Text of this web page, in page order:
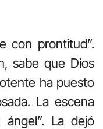
con prontitud”.
sabe que Dios
ha puesto
La escena
La dejó